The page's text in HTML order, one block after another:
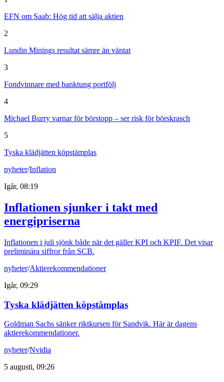
EFN om Saab: Hög tid att sälja aktien
2
Lundin Minings resultat sämre än väntat
3
Fondvinnare med banktung portfölj
4
Michael Burry varnar för börstopp – ser risk för börskrasch
5
Tyska klädjätten köpstämplas
nyheter/Inflation
Igår, 08:19
Inflationen sjunker i takt med
energipriserna
Inflationen i juli sjönk både när det gäller KPI och KPIF. Det visar
preliminära siffror från SCB.
nyheter/Aktierekommendationer
Igår, 09:29
Tyska klädjätten köpstämplas
Goldman Sachs sänker riktkursen för Sandvik. Här är dagens
aktierekommendationer.
nyheter/Nvidia
5 augusti, 09:26